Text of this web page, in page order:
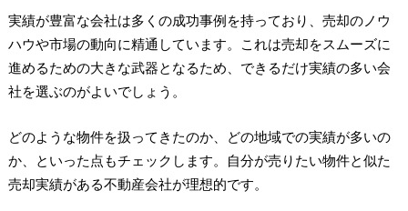
実績が豊富な会社は多くの成功事例を持っており、売却のノウ
ハウや市場の動向に精通しています。これは売却をスムーズに
進めるための大きな武器となるため、できるだけ実績の多い会
社を選ぶのがよいでしょう。
どのような物件を扱ってきたのか、どの地域での実績が多いの
か、といった点もチェックします。自分が売りたい物件と似た
売却実績がある不動産会社が理想的です。